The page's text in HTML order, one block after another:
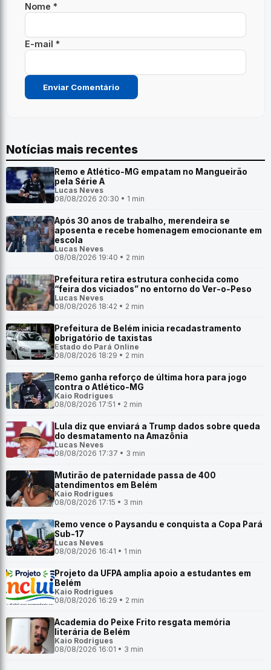
Nome *
E-mail *
Notícias mais recentes
Remo e Atlético-MG empatam no Mangueirão
pela Série A
Lucas Neves
08/08/2026 20:30 • 1 min
Após 30 anos de trabalho, merendeira se
aposenta e recebe homenagem emocionante em
escola
Lucas Neves
08/08/2026 19:40 • 2 min
Prefeitura retira estrutura conhecida como
“feira dos viciados” no entorno do Ver-o-Peso
Lucas Neves
08/08/2026 18:42 • 2 min
Prefeitura de Belém inicia recadastramento
obrigatório de taxistas
Estado do Pará Online
08/08/2026 18:29 • 2 min
Remo ganha reforço de última hora para jogo
contra o Atlético-MG
Kaio Rodrigues
08/08/2026 17:51 • 2 min
Lula diz que enviará a Trump dados sobre queda
do desmatamento na Amazônia
Lucas Neves
08/08/2026 17:37 • 3 min
Mutirão de paternidade passa de 400
atendimentos em Belém
Kaio Rodrigues
08/08/2026 17:15 • 3 min
Remo vence o Paysandu e conquista a Copa Pará
Sub-17
Lucas Neves
08/08/2026 16:41 • 1 min
Projeto da UFPA amplia apoio a estudantes em
Belém
Kaio Rodrigues
08/08/2026 16:29 • 2 min
Academia do Peixe Frito resgata memória
literária de Belém
Kaio Rodrigues
08/08/2026 16:01 • 3 min